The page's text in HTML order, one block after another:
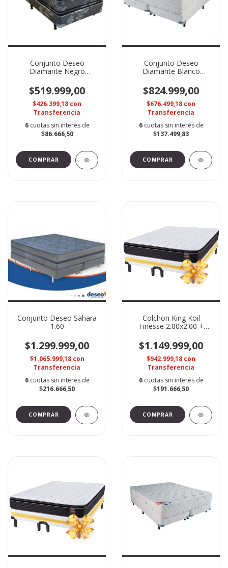
Conjunto Deseo
Diamante Negro
$519.999,00
$426.399,18 con
Transferencia
6 cuotas sin interés de
$86.666,50
Conjunto Deseo
Diamante Blanco
$824.999,00
$676.499,18 con
Transferencia
6 cuotas sin interés de
$137.499,83
Conjunto Deseo Sahara
1.60
$1.299.999,00
$1.065.999,18 con
Transferencia
6 cuotas sin interés de
$216.666,50
Colchon King Koil
Finesse 2.00x2.00 +
$1.149.999,00
$942.999,18 con
Transferencia
6 cuotas sin interés de
$191.666,50